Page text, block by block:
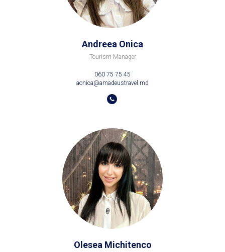
Andreea Onica
Tourism Manager
060 75 75 45
aonica@amadeustravel.md
Olesea Michitenco